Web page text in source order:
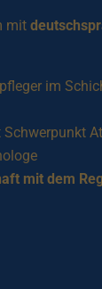
mit
im
mit dem